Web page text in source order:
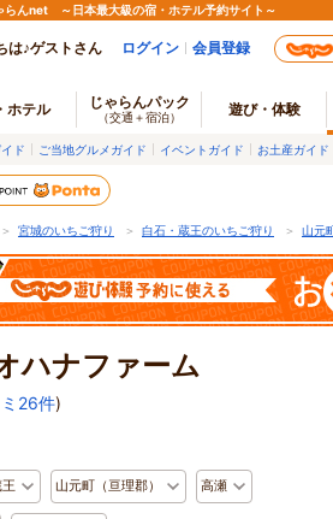
らんnet ～日本最大級の宿・ホテル予約サイト～
は♪ゲストさん ログイン 会員登録
ホテル じゃらんパック
（交通＋宿泊） 遊び・体験
ド ご当地グルメガイド イベントガイド お土産ガイド
＞ 宮城のいちご狩り ＞ 白石・蔵王のいちご狩り ＞ 山元
ハナファーム
26件)
山元町（亘理郡） 高瀬